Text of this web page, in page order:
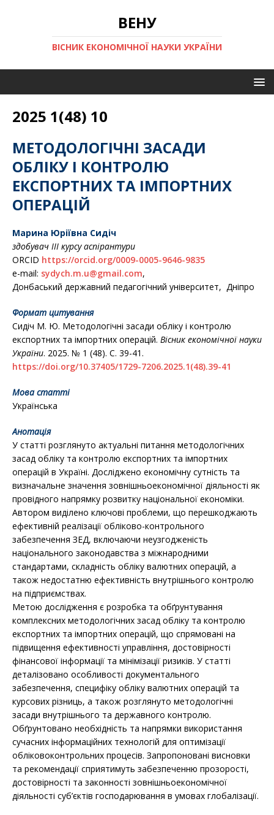
ВЕНУ
ВІСНИК ЕКОНОМІЧНОЇ НАУКИ УКРАЇНИ
2025 1(48) 10
МЕТОДОЛОГІЧНІ ЗАСАДИ
ОБЛІКУ І КОНТРОЛЮ
ЕКСПОРТНИХ ТА ІМПОРТНИХ
ОПЕРАЦІЙ
Марина Юріївна Сидіч
здобувач IІІ курсу аспірантури
ORCID https://orcid.org/0009-0005-9646-9835
e-mail: sydych.m.u@gmail.com,
Донбаський державний педагогічний університет, Дніпро
Формат цитування
Сидіч М. Ю. Методологічні засади обліку і контролю
експортних та імпортних операцій. Вісник економічної науки
України. 2025. № 1 (48). С. 39-41.
https://doi.org/10.37405/1729-7206.2025.1(48).39-41
Мова статті
Українська
Анотація
У статті розглянуто актуальні питання методологічних
засад обліку та контролю експортних та імпортних
операцій в Україні. Досліджено економічну сутність та
визначальне значення зовнішньоекономічної діяльності як
провідного напрямку розвитку національної економіки.
Автором виділено ключові проблеми, що перешкоджають
ефективній реалізації обліково-контрольного
забезпечення ЗЕД, включаючи неузгодженість
національного законодавства з міжнародними
стандартами, складність обліку валютних операцій, а
також недостатню ефективність внутрішнього контролю
на підприємствах.
Метою дослідження є розробка та обґрунтування
комплексних методологічних засад обліку та контролю
експортних та імпортних операцій, що спрямовані на
підвищення ефективності управління, достовірності
фінансової інформації та мінімізації ризиків. У статті
деталізовано особливості документального
забезпечення, специфіку обліку валютних операцій та
курсових різниць, а також розглянуто методологічні
засади внутрішнього та державного контролю.
Обґрунтовано необхідність та напрямки використання
сучасних інформаційних технологій для оптимізації
обліковоконтрольних процесів. Запропоновані висновки
та рекомендації сприятимуть забезпеченню прозорості,
достовірності та законності зовнішньоекономічної
діяльності суб’єктів господарювання в умовах глобалізації.